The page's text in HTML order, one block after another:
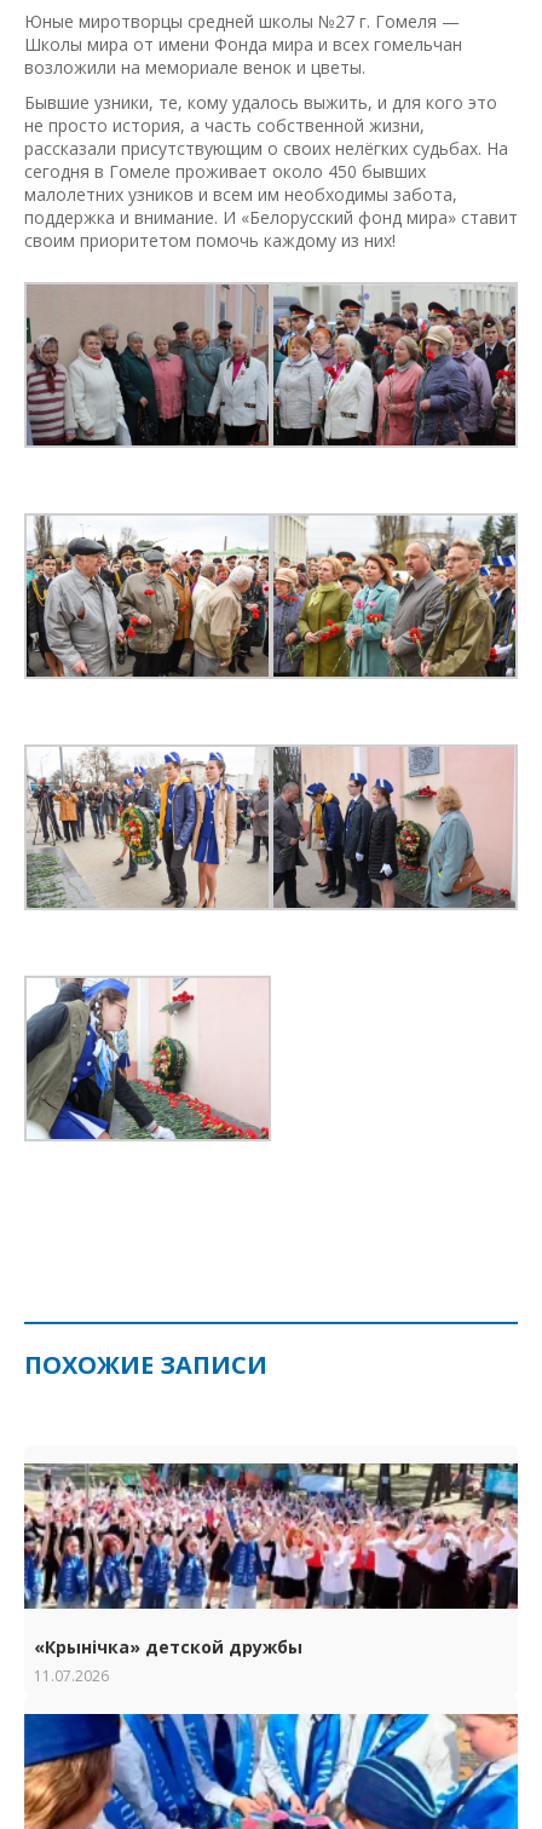
Юные миротворцы средней школы №27 г. Гомеля —
Школы мира от имени Фонда мира и всех гомельчан
возложили на мемориале венок и цветы.
Бывшие узники, те, кому удалось выжить, и для кого это
не просто история, а часть собственной жизни,
рассказали присутствующим о своих нелёгких судьбах. На
сегодня в Гомеле проживает около 450 бывших
малолетних узников и всем им необходимы забота,
поддержка и внимание. И «Белорусский фонд мира» ставит
своим приоритетом помочь каждому из них!
ПОХОЖИЕ ЗАПИСИ
«Крынічка» детской дружбы
11.07.2026